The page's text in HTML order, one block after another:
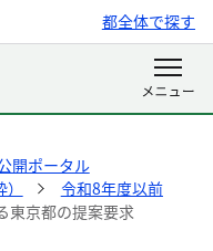
都全体で探す
開ポータル
令和8年度以前
京都の提案要求